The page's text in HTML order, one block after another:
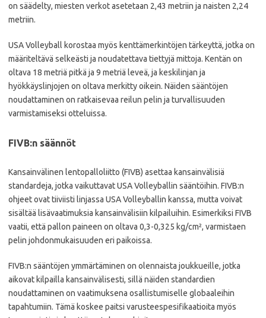
on säädelty, miesten verkot asetetaan 2,43 metriin ja naisten 2,24
metriin.
USA Volleyball korostaa myös kenttämerkintöjen tärkeyttä, jotka on
määriteltävä selkeästi ja noudatettava tiettyjä mittoja. Kentän on
oltava 18 metriä pitkä ja 9 metriä leveä, ja keskilinjan ja
hyökkäyslinjojen on oltava merkitty oikein. Näiden sääntöjen
noudattaminen on ratkaisevaa reilun pelin ja turvallisuuden
varmistamiseksi otteluissa.
FIVB:n säännöt
Kansainvälinen lentopalloliitto (FIVB) asettaa kansainvälisiä
standardeja, jotka vaikuttavat USA Volleyballin sääntöihin. FIVB:n
ohjeet ovat tiiviisti linjassa USA Volleyballin kanssa, mutta voivat
sisältää lisävaatimuksia kansainvälisiin kilpailuihin. Esimerkiksi FIVB
vaatii, että pallon paineen on oltava 0,3-0,325 kg/cm², varmistaen
pelin johdonmukaisuuden eri paikoissa.
FIVB:n sääntöjen ymmärtäminen on olennaista joukkueille, jotka
aikovat kilpailla kansainvälisesti, sillä näiden standardien
noudattaminen on vaatimuksena osallistumiselle globaaleihin
tapahtumiin. Tämä koskee paitsi varusteespesifikaatioita myös